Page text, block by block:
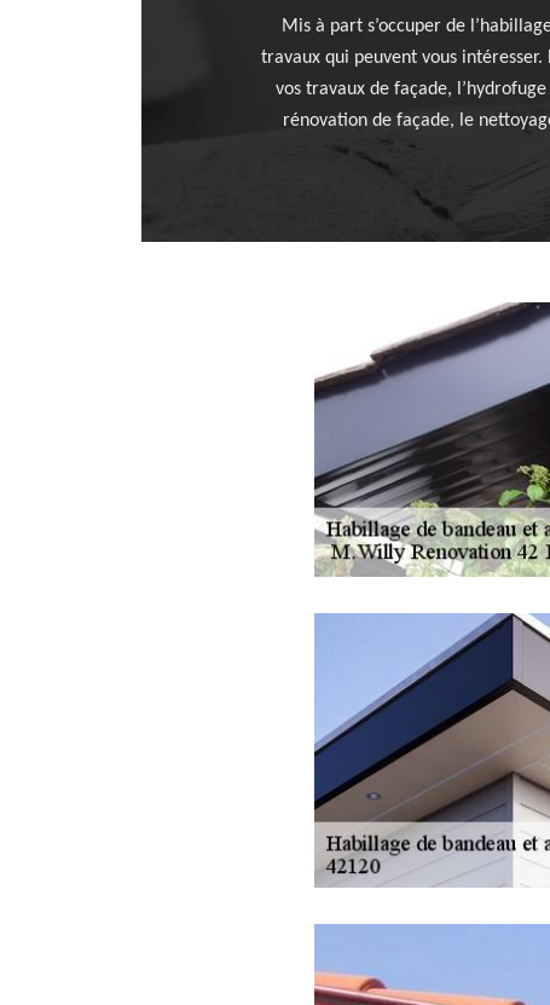
Mis à part s’occuper de
travaux qui peuvent vous
vos travaux de façade,
rénovation de façade, le